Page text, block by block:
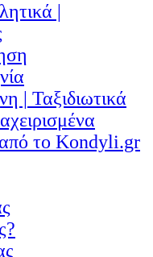
|
| Ταξιδιωτικά
το Kondyli.gr